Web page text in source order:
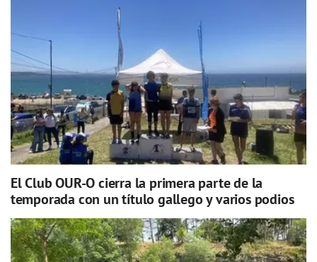
El Club OUR-O cierra la primera parte de la
temporada con un título gallego y varios podios